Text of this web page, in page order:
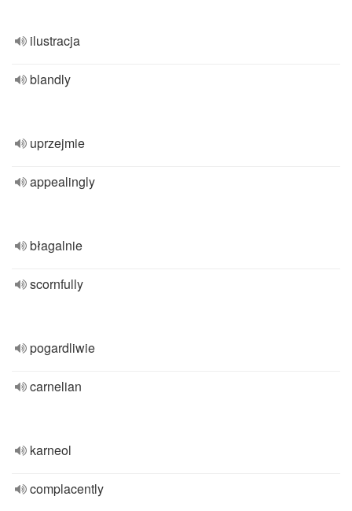
ilustracja
blandly
uprzejmie
appealingly
błagalnie
scornfully
pogardliwie
carnelian
karneol
complacently